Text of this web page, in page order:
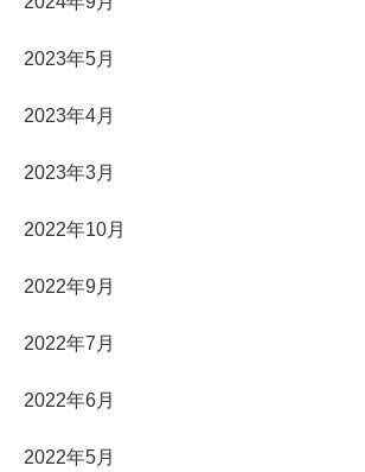
2023年5月
2023年4月
2023年3月
2022年10月
2022年9月
2022年7月
2022年6月
2022年5月